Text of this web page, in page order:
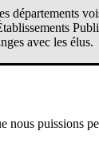
départements
avec les élus.
actuelle.
prévue à
nous puissions